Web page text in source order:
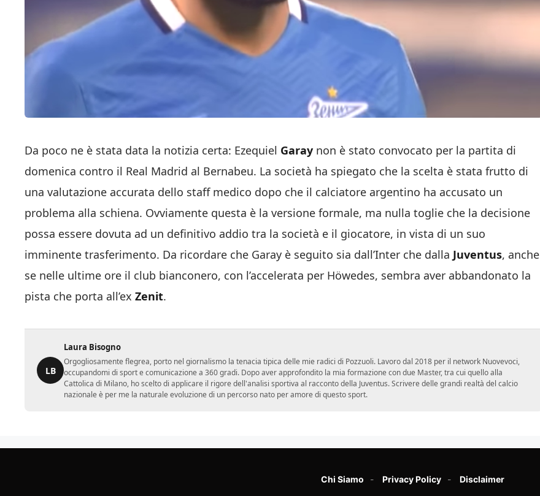
Da poco ne è stata data la notizia certa: Ezequiel Garay non è stato convocato per la partita di
domenica contro il Real Madrid al Bernabeu. La società ha spiegato che la scelta è stata frutto di
una valutazione accurata dello staff medico dopo che il calciatore argentino ha accusato un
problema alla schiena. Ovviamente questa è la versione formale, ma nulla toglie che la decisione
possa essere dovuta ad un definitivo addio tra la società e il giocatore, in vista di un suo
imminente trasferimento. Da ricordare che Garay è seguito sia dall’Inter che dalla Juventus, anche
se nelle ultime ore il club bianconero, con l’accelerata per Höwedes, sembra aver abbandonato la
pista che porta all’ex Zenit.
LB
Laura Bisogno
Orgogliosamente flegrea, porto nel giornalismo la tenacia tipica delle mie radici di Pozzuoli. Lavoro dal 2018 per il network Nuovevoci,
occupandomi di sport e comunicazione a 360 gradi. Dopo aver approfondito la mia formazione con due Master, tra cui quello alla
Cattolica di Milano, ho scelto di applicare il rigore dell'analisi sportiva al racconto della Juventus. Scrivere delle grandi realtà del calcio
nazionale è per me la naturale evoluzione di un percorso nato per amore di questo sport.
Chi Siamo Privacy Policy Disclaimer